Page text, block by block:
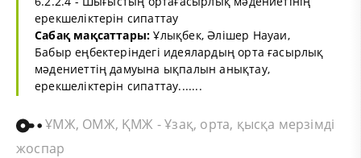
ерекшеліктерін сипаттау
Сабақ мақсаттары:Ұлықбек, Әлішер Науаи,
Бабыр еңбектеріндегі идеялардың орта ғасырлық
мәдениеттің дамуына ықпалын анықтау,
ерекшеліктерін сипаттау.......
ҰМЖ, ОМЖ, ҚМЖ - Ұзақ, орта, қысқа мерзімді
жоспар